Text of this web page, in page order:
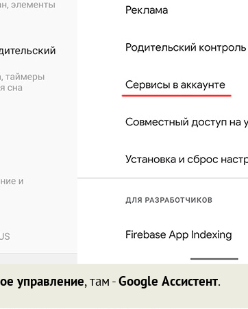
управление, там -Google Ассистент.